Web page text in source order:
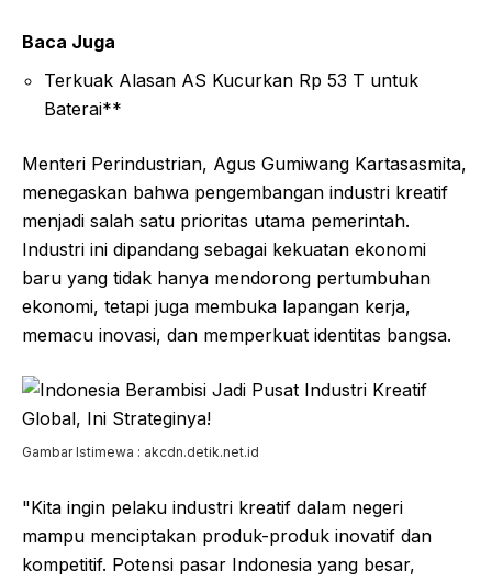
Baca Juga
Terkuak Alasan AS Kucurkan Rp 53 T untuk
Baterai**
Menteri Perindustrian, Agus Gumiwang Kartasasmita,
menegaskan bahwa pengembangan industri kreatif
menjadi salah satu prioritas utama pemerintah.
Industri ini dipandang sebagai kekuatan ekonomi
baru yang tidak hanya mendorong pertumbuhan
ekonomi, tetapi juga membuka lapangan kerja,
memacu inovasi, dan memperkuat identitas bangsa.
Gambar Istimewa : akcdn.detik.net.id
"Kita ingin pelaku industri kreatif dalam negeri
mampu menciptakan produk-produk inovatif dan
kompetitif. Potensi pasar Indonesia yang besar,